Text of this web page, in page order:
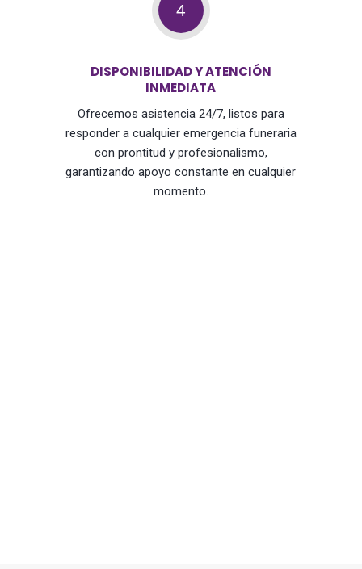
4
DISPONIBILIDAD Y ATENCIÓN
INMEDIATA
Ofrecemos asistencia 24/7, listos para
responder a cualquier emergencia funeraria
con prontitud y profesionalismo,
garantizando apoyo constante en cualquier
momento.